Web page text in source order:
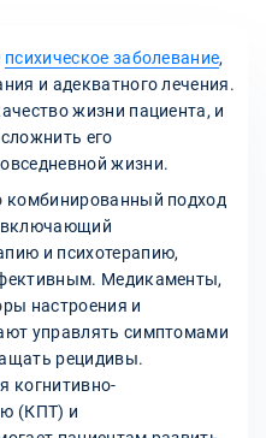
психическое заболевание,
и адекватного лечения.
жизни пациента, и
его
жизни.
комбинированный подход
включающий
и психотерапию,
Медикаменты,
настроения и
управлять симптомами
рецидивы.
когнитивно-
(КПТ) и